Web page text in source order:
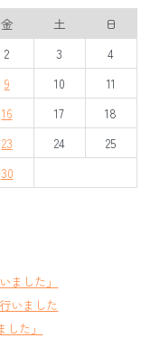
金 土
日
2 3
4
9 10
11
16 17
18
23 24
25
30
ました」
いました
た」